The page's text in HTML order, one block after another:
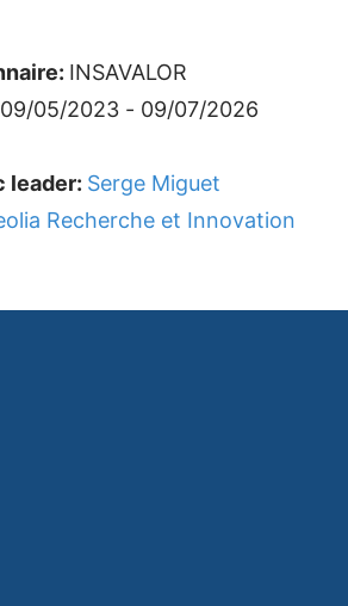
INSAVALOR
09/05/2023 - 09/07/2026
leader: Serge Miguet
Recherche et Innovation